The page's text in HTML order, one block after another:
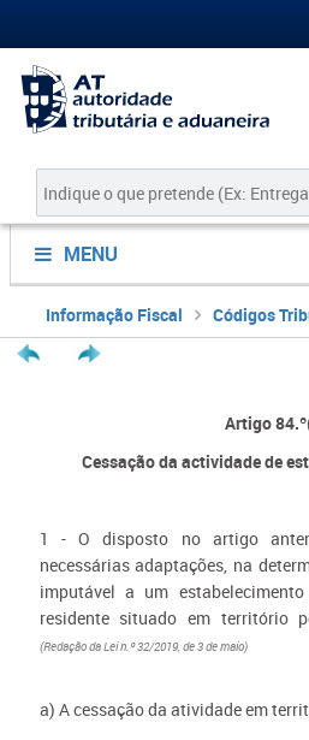
MENU
Informação Fiscal Códigos
Artigo
Cessação da actividade de
1 - O disposto no artigo
necessárias adaptações, na
imputável a um
residente situado em território
(Redação da Lei n.º 32/2019, de 3 de maio)
a) A cessação da atividade em